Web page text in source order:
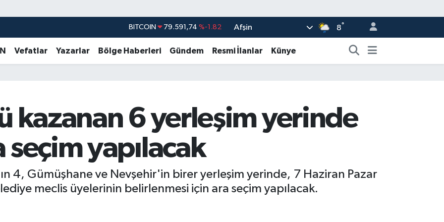
BITCOIN 79.591,74 %-1.82
DOLAR 45,43620 %0.02
EURO 53,38690 %0.19
14.598,00
Afşin 8°
Vefatlar Yazarlar Bölge Haberleri Gündem Resmi İlanlar Künye
kazanan 6 yerleşim yerinde
yapılacak
4, Gümüşhane ve Nevşehir'in birer yerleşim yerinde, 7 Haziran Pazar
meclis üyelerinin belirlenmesi için ara seçim yapılacak.